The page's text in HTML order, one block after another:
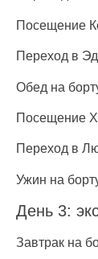
Посещение
Переход в
Обед на
Посещение
Переход в
Ужин на
День 3:
Завтрак на